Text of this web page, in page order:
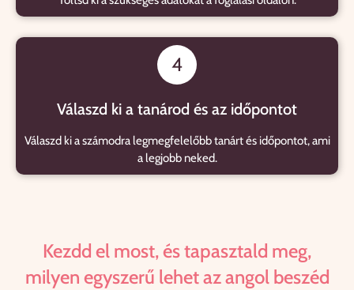
4
Válaszd ki a tanárod és az időpontot
Válaszd ki a számodra legmegfelelőbb tanárt és időpontot, ami
a legjobb neked.
Kezdd el most, és tapasztald meg,
milyen egyszerű lehet az angol beszéd